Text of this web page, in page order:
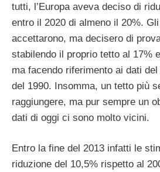
tutti, l’Europa aveva deciso di
entro il 2020 di almeno il 20%.
accettarono, ma decisero di
stabilendo il proprio tetto al 17%
ma facendo riferimento ai dati
del 1990. Insomma, un tetto più
raggiungere, ma pur sempre un
dati di oggi ci sono molto vicini.
Entro la fine del 2013 infatti le
riduzione del 10,5% rispetto al